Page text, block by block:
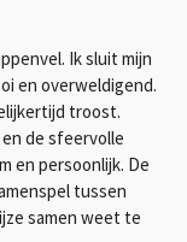
Ik sluit mijn
en overweldigend.
troost.
de sfeervolle
en persoonlijk. De
tussen
samen weet te